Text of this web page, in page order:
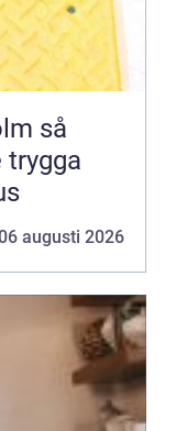
så
trygga
augusti 2026